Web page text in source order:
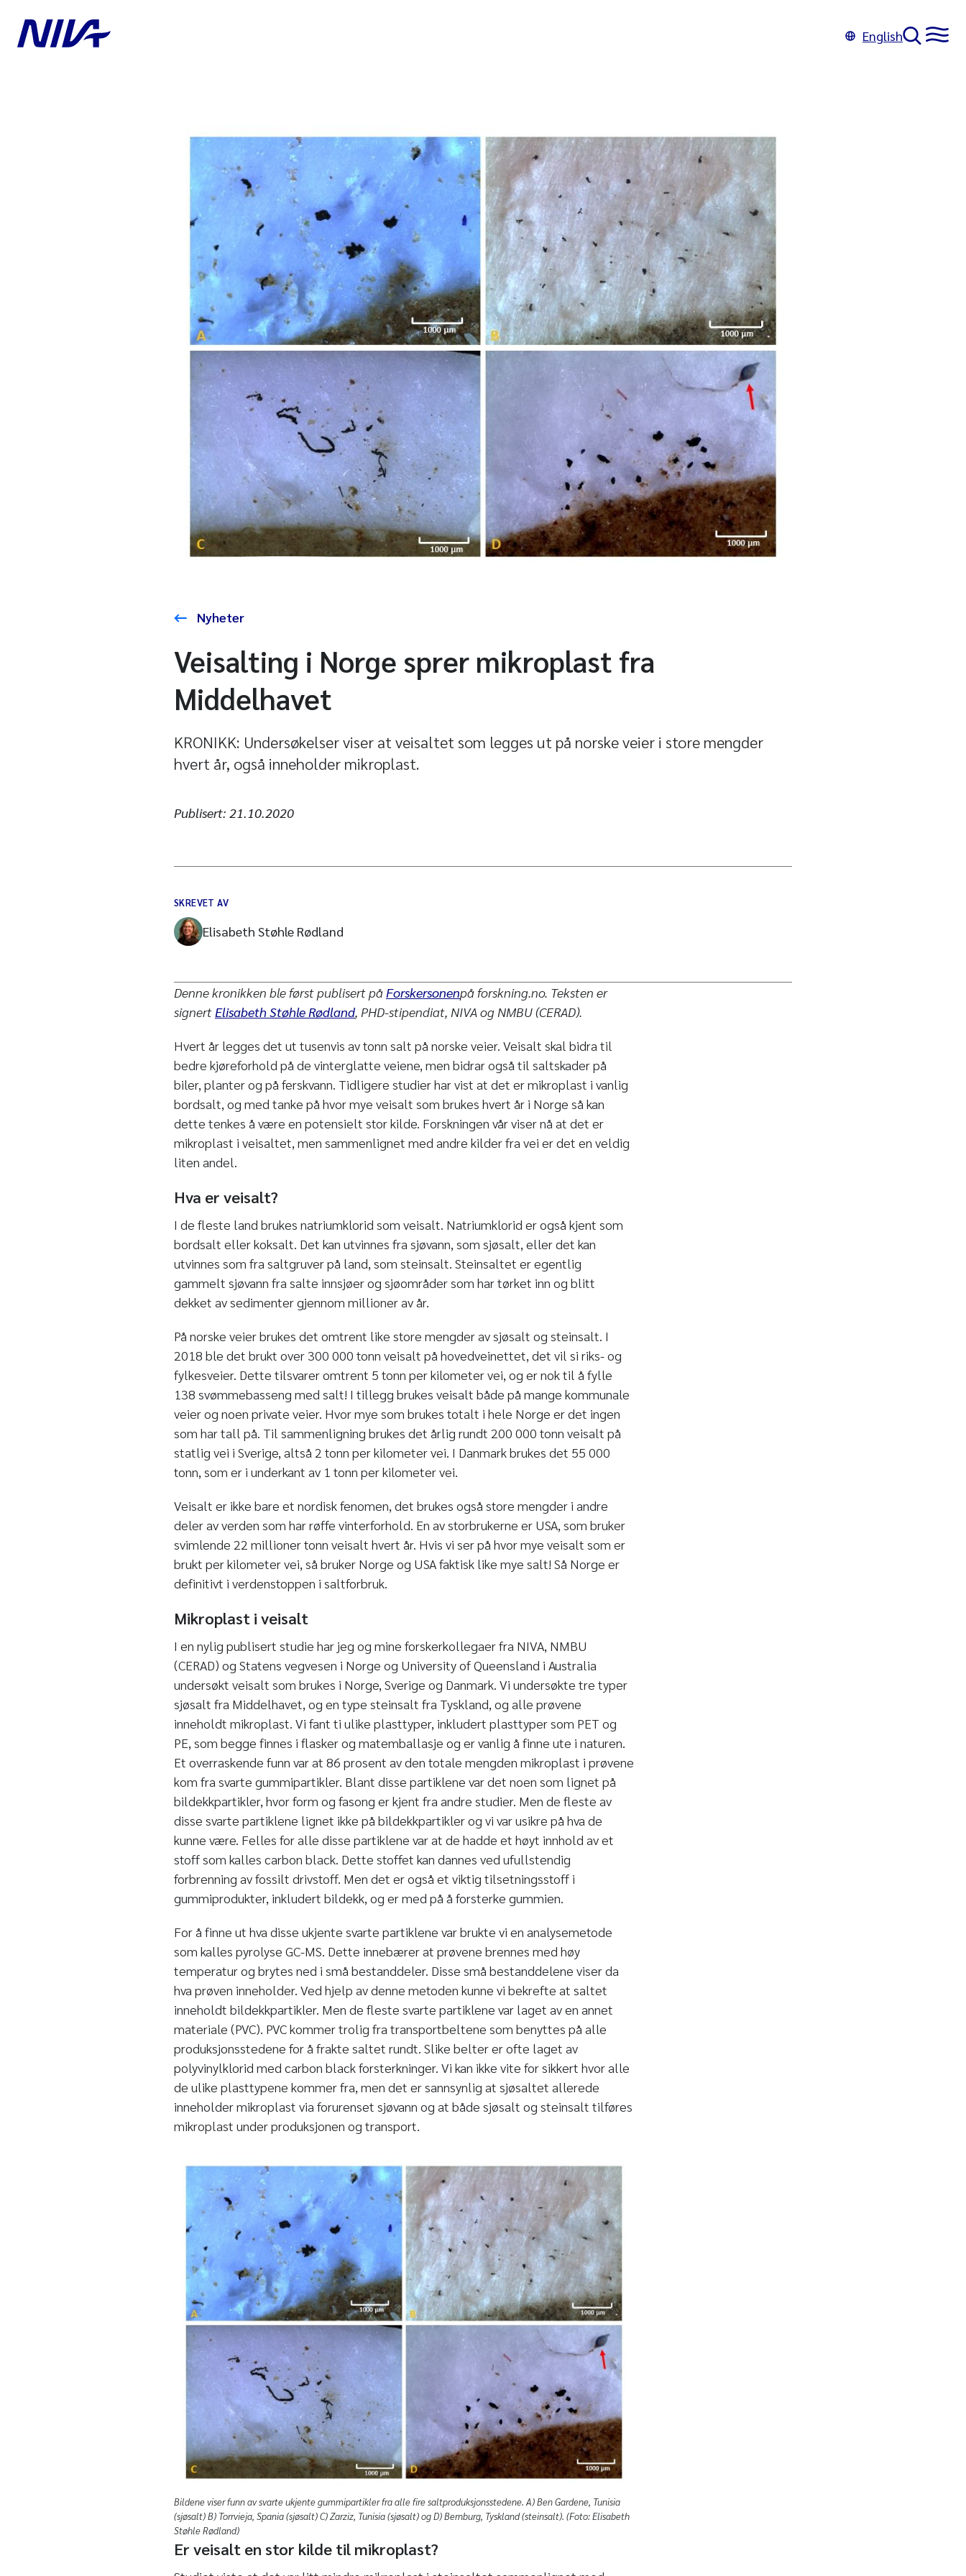
English
Nyheter
Veisalting i Norge sprer mikroplast fra
Middelhavet
KRONIKK: Undersøkelser viser at veisaltet som legges ut på norske veier i store mengder
hvert år, også inneholder mikroplast.
Publisert: 21.10.2020
SKREVET AV
Elisabeth Støhle Rødland
Denne kronikken ble først publisert på Forskersonenpå forskning.no. Teksten er
signert Elisabeth Støhle Rødland, PHD-stipendiat, NIVA og NMBU (CERAD).
Hvert år legges det ut tusenvis av tonn salt på norske veier. Veisalt skal bidra til
bedre kjøreforhold på de vinterglatte veiene, men bidrar også til saltskader på
biler, planter og på ferskvann. Tidligere studier har vist at det er mikroplast i vanlig
bordsalt, og med tanke på hvor mye veisalt som brukes hvert år i Norge så kan
dette tenkes å være en potensielt stor kilde. Forskningen vår viser nå at det er
mikroplast i veisaltet, men sammenlignet med andre kilder fra vei er det en veldig
liten andel.
Hva er veisalt?
I de fleste land brukes natriumklorid som veisalt. Natriumklorid er også kjent som
bordsalt eller koksalt. Det kan utvinnes fra sjøvann, som sjøsalt, eller det kan
utvinnes som fra saltgruver på land, som steinsalt. Steinsaltet er egentlig
gammelt sjøvann fra salte innsjøer og sjøområder som har tørket inn og blitt
dekket av sedimenter gjennom millioner av år.
På norske veier brukes det omtrent like store mengder av sjøsalt og steinsalt. I
2018 ble det brukt over 300 000 tonn veisalt på hovedveinettet, det vil si riks- og
fylkesveier. Dette tilsvarer omtrent 5 tonn per kilometer vei, og er nok til å fylle
138 svømmebasseng med salt! I tillegg brukes veisalt både på mange kommunale
veier og noen private veier. Hvor mye som brukes totalt i hele Norge er det ingen
som har tall på. Til sammenligning brukes det årlig rundt 200 000 tonn veisalt på
statlig vei i Sverige, altså 2 tonn per kilometer vei. I Danmark brukes det 55 000
tonn, som er i underkant av 1 tonn per kilometer vei.
Veisalt er ikke bare et nordisk fenomen, det brukes også store mengder i andre
deler av verden som har røffe vinterforhold. En av storbrukerne er USA, som bruker
svimlende 22 millioner tonn veisalt hvert år. Hvis vi ser på hvor mye veisalt som er
brukt per kilometer vei, så bruker Norge og USA faktisk like mye salt! Så Norge er
definitivt i verdenstoppen i saltforbruk.
Mikroplast i veisalt
I en nylig publisert studie har jeg og mine forskerkollegaer fra NIVA, NMBU
(CERAD) og Statens vegvesen i Norge og University of Queensland i Australia
undersøkt veisalt som brukes i Norge, Sverige og Danmark. Vi undersøkte tre typer
sjøsalt fra Middelhavet, og en type steinsalt fra Tyskland, og alle prøvene
inneholdt mikroplast. Vi fant ti ulike plasttyper, inkludert plasttyper som PET og
PE, som begge finnes i flasker og matemballasje og er vanlig å finne ute i naturen.
Et overraskende funn var at 86 prosent av den totale mengden mikroplast i prøvene
kom fra svarte gummipartikler. Blant disse partiklene var det noen som lignet på
bildekkpartikler, hvor form og fasong er kjent fra andre studier. Men de fleste av
disse svarte partiklene lignet ikke på bildekkpartikler og vi var usikre på hva de
kunne være. Felles for alle disse partiklene var at de hadde et høyt innhold av et
stoff som kalles carbon black. Dette stoffet kan dannes ved ufullstendig
forbrenning av fossilt drivstoff. Men det er også et viktig tilsetningsstoff i
gummiprodukter, inkludert bildekk, og er med på å forsterke gummien.
For å finne ut hva disse ukjente svarte partiklene var brukte vi en analysemetode
som kalles pyrolyse GC-MS. Dette innebærer at prøvene brennes med høy
temperatur og brytes ned i små bestanddeler. Disse små bestanddelene viser da
hva prøven inneholder. Ved hjelp av denne metoden kunne vi bekrefte at saltet
inneholdt bildekkpartikler. Men de fleste svarte partiklene var laget av en annet
materiale (PVC). PVC kommer trolig fra transportbeltene som benyttes på alle
produksjonsstedene for å frakte saltet rundt. Slike belter er ofte laget av
polyvinylklorid med carbon black forsterkninger. Vi kan ikke vite for sikkert hvor alle
de ulike plasttypene kommer fra, men det er sannsynlig at sjøsaltet allerede
inneholder mikroplast via forurenset sjøvann og at både sjøsalt og steinsalt tilføres
mikroplast under produksjonen og transport.
Bildene viser funn av svarte ukjente gummipartikler fra alle fire saltproduksjonsstedene. A) Ben Gardene, Tunisia
(sjøsalt) B) Torrvieja, Spania (sjøsalt) C) Zarziz, Tunisia (sjøsalt) og D) Bernburg, Tyskland (steinsalt). (Foto: Elisabeth
Støhle Rødland)
Er veisalt en stor kilde til mikroplast?